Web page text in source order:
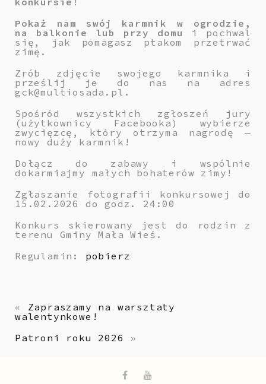
Pokaż nam swój karmnik w ogrodzie,
na balkonie lub przy domu
i pochwal
się, jak pomagasz ptakom przetrwać
zimę.
Zrób zdjęcie swojego karmnika i
prześlij je do nas na adres
gck@multiosada.pl.
Spośród wszystkich zgłoszeń jury
(użytkownicy Facebooka) wybierze
zwycięzcę, który otrzyma nagrodę —
nowy duży karmnik!
Dołącz do zabawy i wspólnie
dokarmiajmy małych bohaterów zimy!
Zgłaszanie fotografii konkursowej do
15.02.2026 do godz. 24:00
Konkurs skierowany jest do rodzin z
terenu Gminy Mała Wieś.
Regulamin: pobierz
« Zapraszamy na warsztaty
walentynkowe!
Patroni roku 2026
»